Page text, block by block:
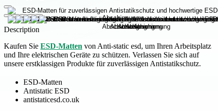
Description
Kaufen Sie ESD-Matten von Anti-static esd, um Ihren Arbeitsplatz
und Ihre elektrischen Geräte zu schützen. Verlassen Sie sich auf
unsere erstklassigen Produkte für zuverlässigen Antistatikschutz.
ESD-Matten
Antistatic ESD
antistaticesd.co.uk